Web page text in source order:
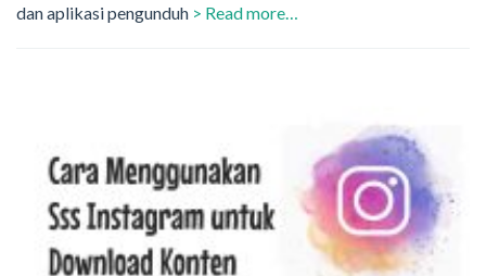
dan aplikasi pengunduh > Read more…